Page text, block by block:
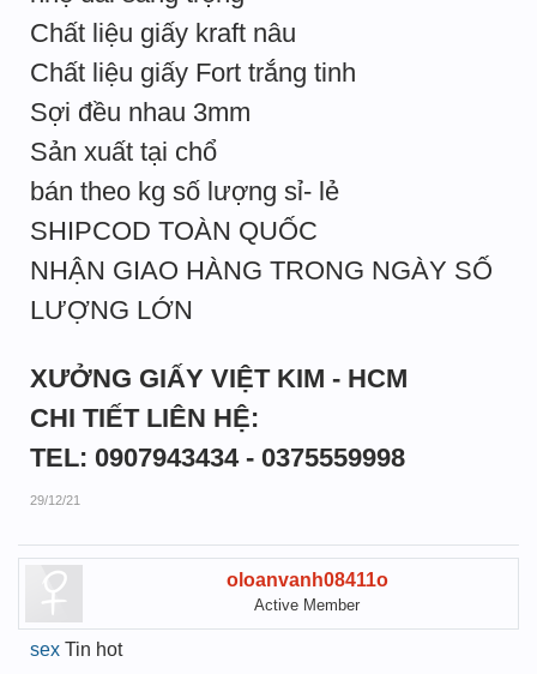
Chất liệu giấy kraft nâu
Chất liệu giấy Fort trắng tinh
Sợi đều nhau 3mm
Sản xuất tại chổ
bán theo kg số lượng sỉ- lẻ
SHIPCOD TOÀN QUỐC
NHẬN GIAO HÀNG TRONG NGÀY SỐ
LƯỢNG LỚN
XƯỞNG GIẤY VIỆT KIM - HCM
CHI TIẾT LIÊN HỆ:
TEL: 0907943434 - 0375559998
29/12/21
oloanvanh08411o
Active Member
sex Tin hot